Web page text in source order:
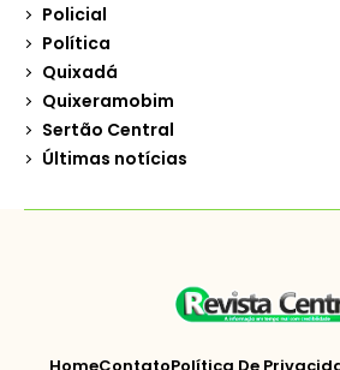
Policial
Política
Quixadá
Quixeramobim
Sertão Central
Últimas notícias